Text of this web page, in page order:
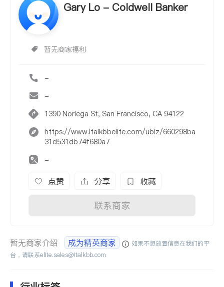
Gary Lo - Coldwell Banker
暂无商家福利
-
-
1390 Noriega St, San Francisco, CA 94122
https://www.italkbbelite.com/ubiz/660298ba
31d531db74f680a7
-
点赞 分享 收藏
联系商家
暂无商家介绍 成为精英商家
如果不想放置信息在我们的平
台，请联系elite.sales@italkbb.com